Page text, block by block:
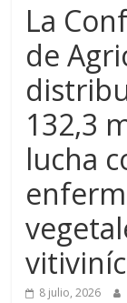
La
de
132,3
lucha
8 julio, 2026